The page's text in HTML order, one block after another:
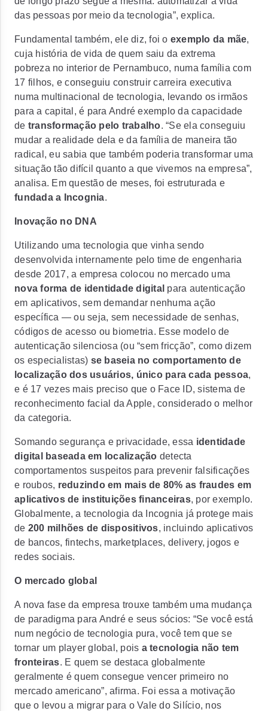
das pessoas por meio da tecnologia”, explica.
Fundamental também, ele diz, foi o exemplo da mãe,
cuja história de vida de quem saiu da extrema
pobreza no interior de Pernambuco, numa família com
17 filhos, e conseguiu construir carreira executiva
numa multinacional de tecnologia, levando os irmãos
para a capital, é para André exemplo da capacidade
de transformação pelo trabalho. “Se ela conseguiu
mudar a realidade dela e da família de maneira tão
radical, eu sabia que também poderia transformar uma
situação tão difícil quanto a que vivemos na empresa”,
analisa. Em questão de meses, foi estruturada e
fundada a Incognia.
Inovação no DNA
Utilizando uma tecnologia que vinha sendo
desenvolvida internamente pelo time de engenharia
desde 2017, a empresa colocou no mercado uma
nova forma de identidade digital para autenticação
em aplicativos, sem demandar nenhuma ação
específica — ou seja, sem necessidade de senhas,
códigos de acesso ou biometria. Esse modelo de
autenticação silenciosa (ou “sem fricção”, como dizem
os especialistas) se baseia no comportamento de
localização dos usuários, único para cada pessoa,
e é 17 vezes mais preciso que o Face ID, sistema de
reconhecimento facial da Apple, considerado o melhor
da categoria.
Somando segurança e privacidade, essa identidade
digital baseada em localização detecta
comportamentos suspeitos para prevenir falsificações
e roubos, reduzindo em mais de 80% as fraudes em
aplicativos de instituições financeiras, por exemplo.
Globalmente, a tecnologia da Incognia já protege mais
de 200 milhões de dispositivos, incluindo aplicativos
de bancos, fintechs, marketplaces, delivery, jogos e
redes sociais.
O mercado global
A nova fase da empresa trouxe também uma mudança
de paradigma para André e seus sócios: “Se você está
num negócio de tecnologia pura, você tem que se
tornar um player global, pois a tecnologia não tem
fronteiras. E quem se destaca globalmente
geralmente é quem consegue vencer primeiro no
mercado americano”, afirma. Foi essa a motivação
que o levou a migrar para o Vale do Silício, nos